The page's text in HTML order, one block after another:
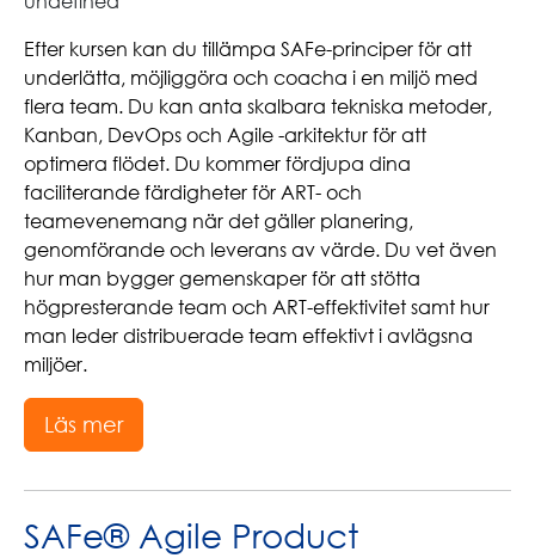
Efter kursen kan du tillämpa SAFe-principer för att
underlätta, möjliggöra och coacha i en miljö med
flera team. Du kan anta skalbara tekniska metoder,
Kanban, DevOps och Agile -arkitektur för att
optimera flödet. Du kommer fördjupa dina
faciliterande färdigheter för ART- och
teamevenemang när det gäller planering,
genomförande och leverans av värde. Du vet även
hur man bygger gemenskaper för att stötta
högpresterande team och ART-effektivitet samt hur
man leder distribuerade team effektivt i avlägsna
miljöer.
Läs mer
SAFe® Agile Product